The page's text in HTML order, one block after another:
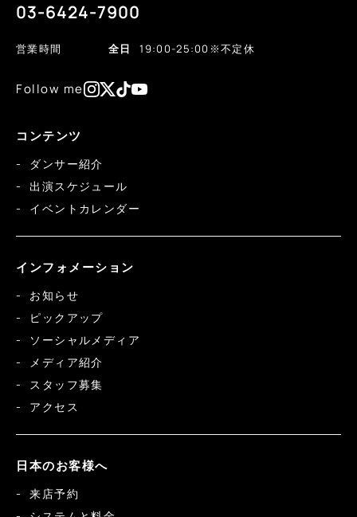
03-6424-7900
営業時間 全日 19:00-25:00 ※不定休
Follow me
コンテンツ
ダンサー紹介
出演スケジュール
イベントカレンダー
インフォメーション
お知らせ
ピックアップ
ソーシャルメディア
メディア紹介
スタッフ募集
アクセス
日本のお客様へ
来店予約